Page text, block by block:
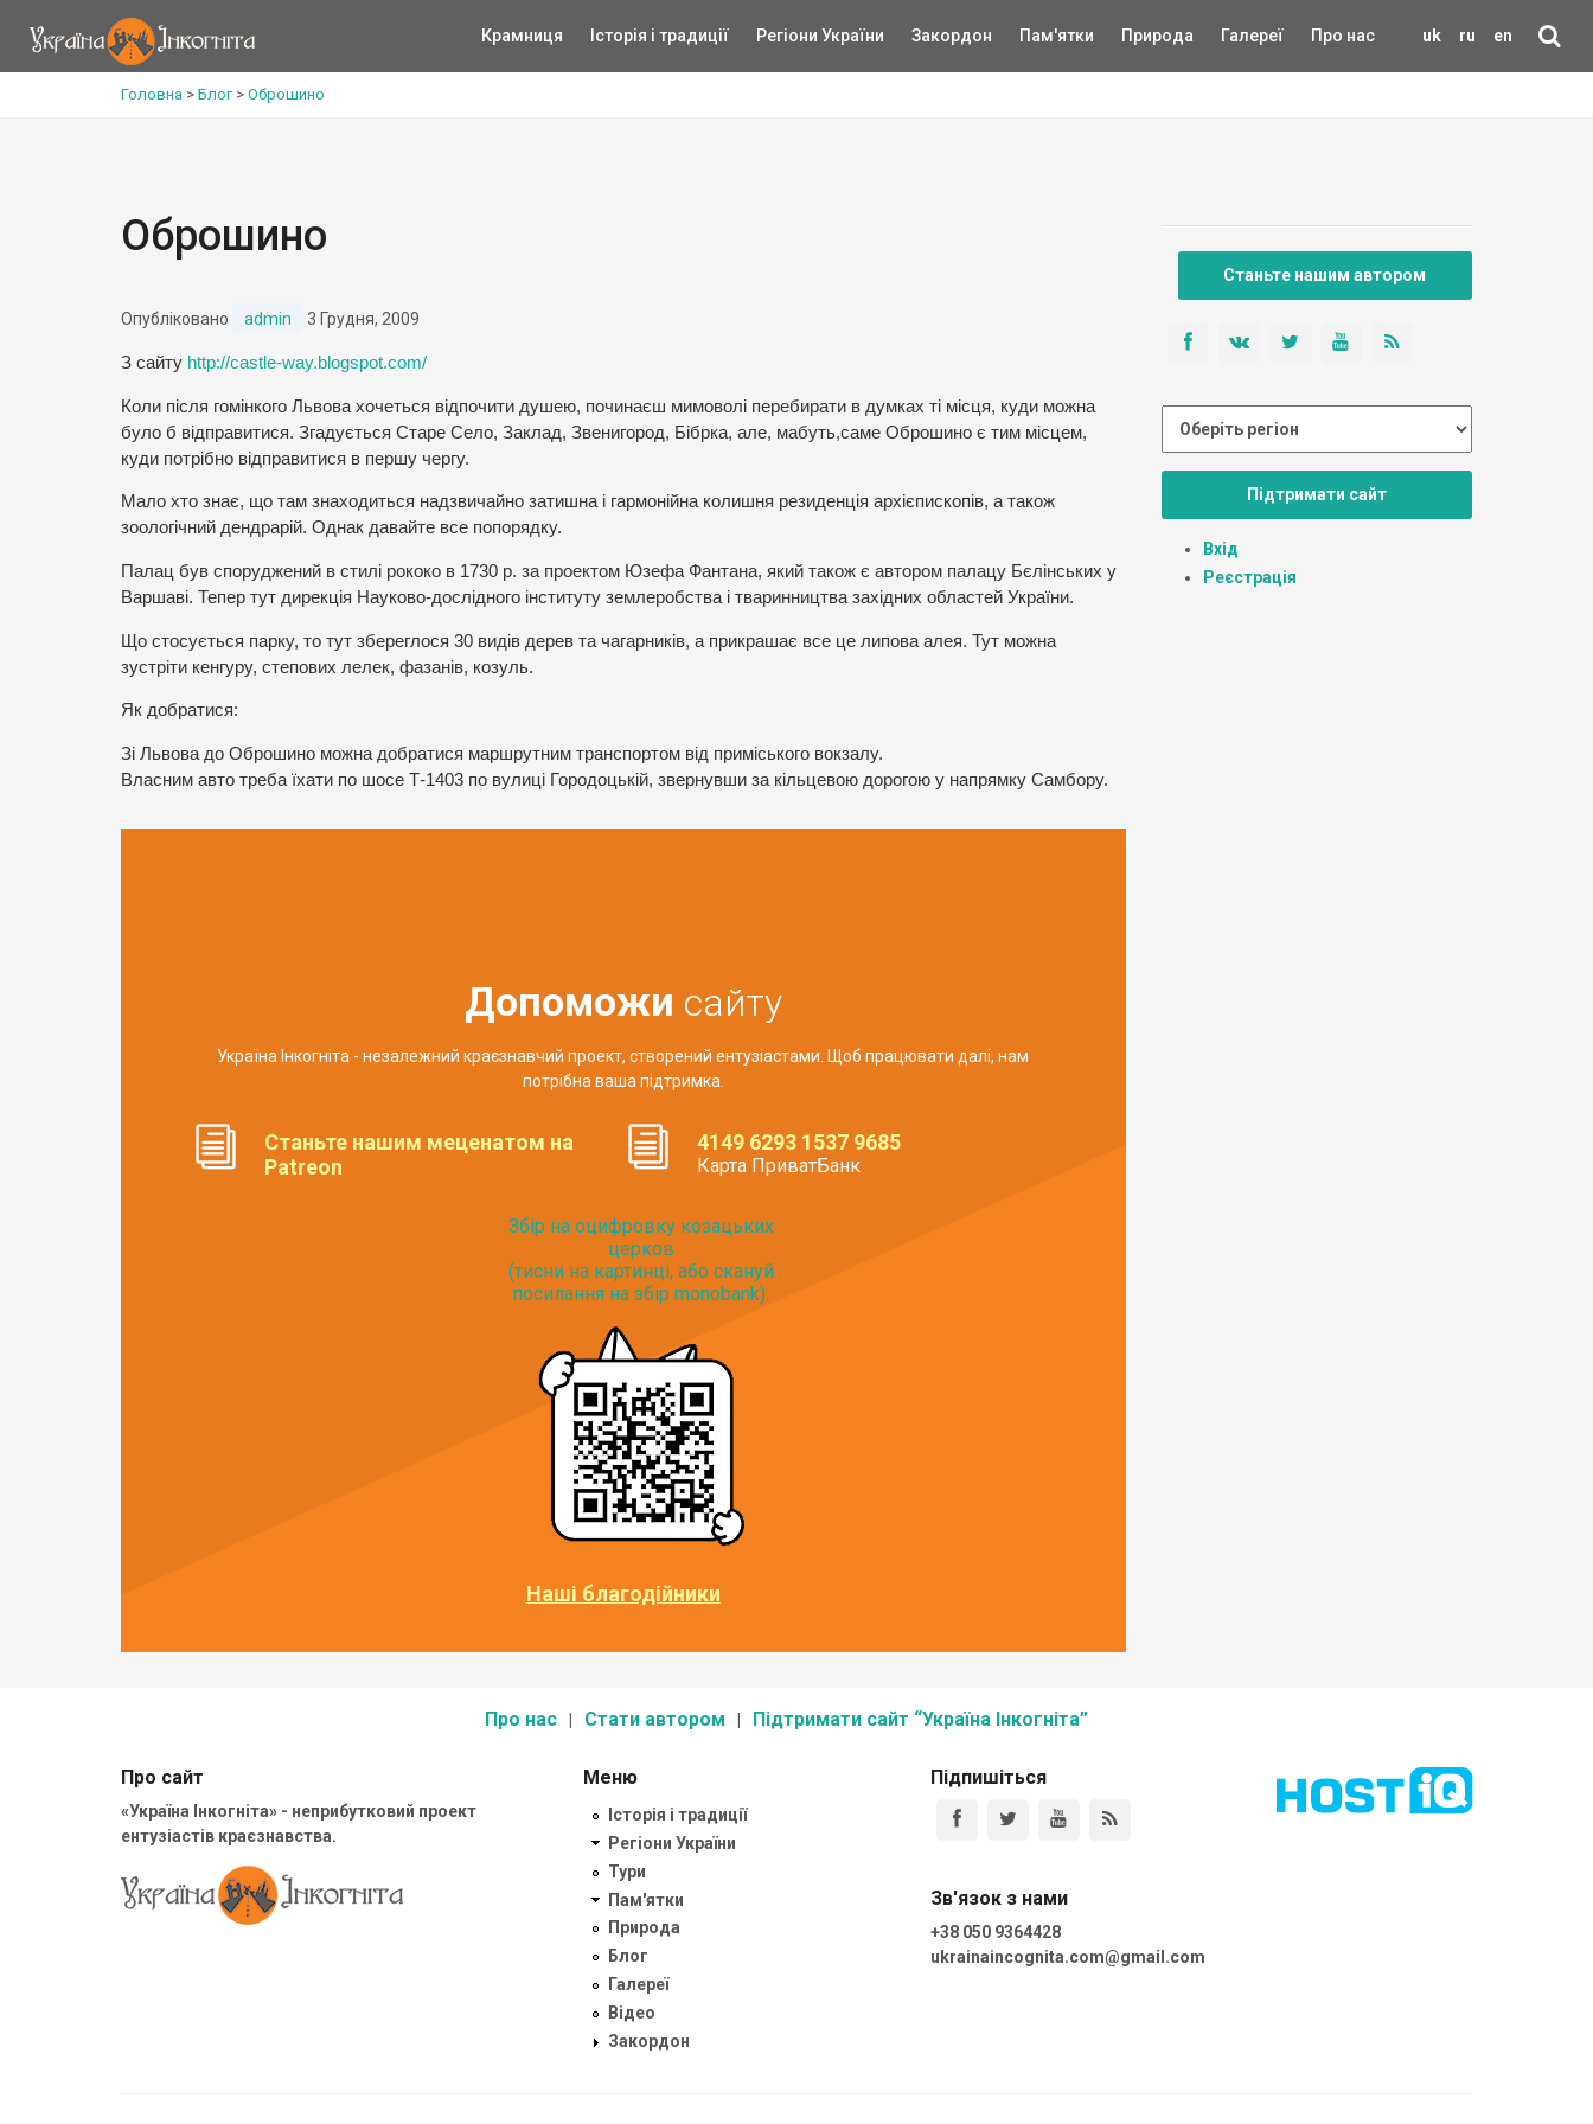
uk ru en
Крамниця Історія і традиції Регіони України Закордон Пам'ятки Природа Галереї Про нас
Головна > Блог> Оброшино
Оброшино
Опубліковано admin 3 Грудня, 2009
З сайту http://castle-way.blogspot.com/
Коли після гомінкого Львова хочеться відпочити душею, починаєш мимоволі перебирати в думках ті місця, куди можна
було б відправитися. Згадується Старе Село, Заклад, Звенигород, Бібрка, але, мабуть,саме Оброшино є тим місцем,
куди потрібно відправитися в першу чергу.
Мало хто знає, що там знаходиться надзвичайно затишна і гармонійна колишня резиденція архієпископів, а також
зоологічний дендрарій. Однак давайте все попорядку.
Палац був споруджений в стилі рококо в 1730 р. за проектом Юзефа Фантана, який також є автором палацу Бєлінських у
Варшаві. Тепер тут дирекція Науково-дослідного інституту землеробства і тваринництва західних областей України.
Що стосується парку, то тут збереглося 30 видів дерев та чагарників, а прикрашає все це липова алея. Тут можна
зустріти кенгуру, степових лелек, фазанів, козуль.
Як добратися:
Зі Львова до Оброшино можна добратися маршрутним транспортом від приміського вокзалу.
Власним авто треба їхати по шосе Т-1403 по вулиці Городоцькій, звернувши за кільцевою дорогою у напрямку Самбору.
Допоможи сайту
Україна Інкогніта - незалежний краєзнавчий проект, створений ентузіастами. Щоб працювати далі, нам
потрібна ваша підтримка.
Станьте нашим меценатом на
Patreon
4149 6293 1537 9685
Карта ПриватБанк
Збір на оцифровку козацьких
церков
(тисни на картинці, або скануй
посилання на збір monobank):
Наші благодійники
Станьте нашим автором
Підтримати сайт
Вхід
Реєстрація
Про нас Стати автором Підтримати сайт “Україна Інкогніта”
Про сайт
«Україна Інкогніта» - неприбутковий проект
ентузіастів краєзнавства.
Меню
Історія і традиції
Регіони України
Тури
Пам'ятки
Природа
Блог
Галереї
Відео
Закордон
Підпишіться
Зв'язок з нами
+38 050 9364428
ukrainaincognita.com@gmail.com